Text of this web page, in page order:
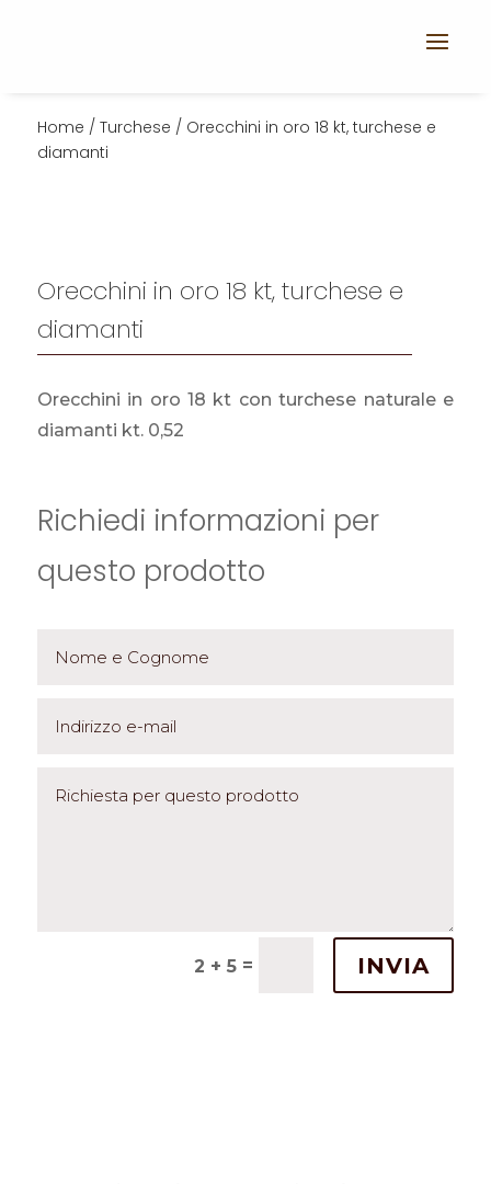
Home / Turchese / Orecchini in oro 18 kt, turchese e
diamanti
Orecchini in oro 18 kt, turchese e
diamanti
Orecchini in oro 18 kt con turchese naturale e
diamanti kt. 0,52
Richiedi informazioni per
questo prodotto
2 + 5 = INVIA